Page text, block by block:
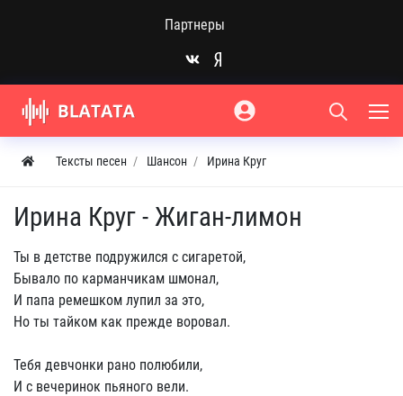
Партнеры
Тексты песен Шансон Ирина Круг
Ирина Круг - Жиган-лимон
Ты в детстве подружился с сигаретой,
Бывало по карманчикам шмонал,
И папа ремешком лупил за это,
Но ты тайком как прежде воровал.
Тебя девчонки рано полюбили,
И с вечеринок пьяного вели.